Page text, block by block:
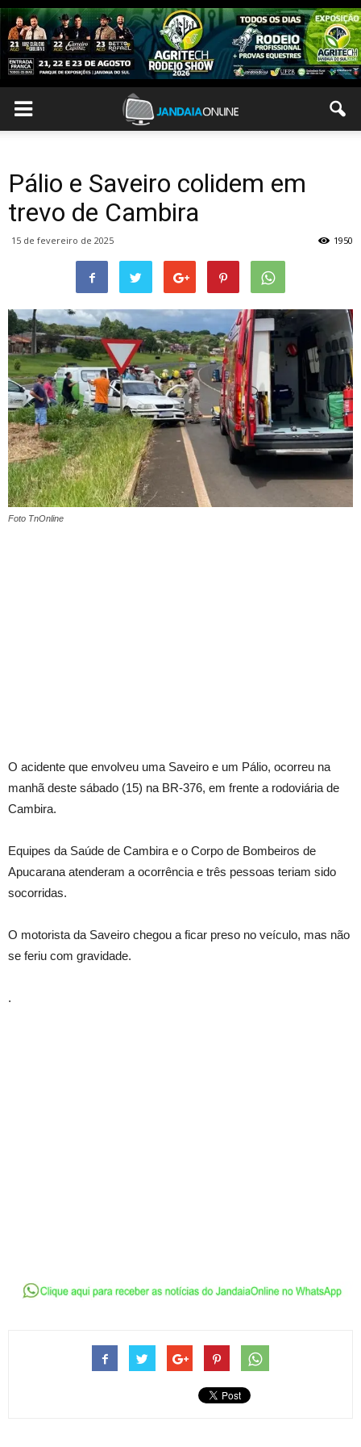
Pálio e Saveiro colidem em
trevo de Cambira
15 de fevereiro de 2025 1950
Foto TnOnline
O acidente que envolveu uma Saveiro e um Pálio, ocorreu na
manhã deste sábado (15) na BR-376, em frente a rodoviária de
Cambira.
Equipes da Saúde de Cambira e o Corpo de Bombeiros de
Apucarana atenderam a ocorrência e três pessoas teriam sido
socorridas.
O motorista da Saveiro chegou a ficar preso no veículo, mas não
se feriu com gravidade.
.